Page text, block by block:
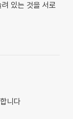
있는 것을 서로
니다